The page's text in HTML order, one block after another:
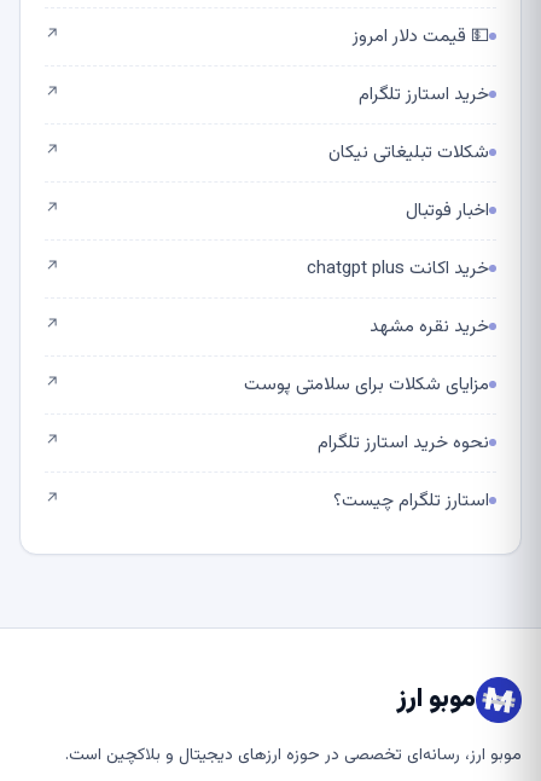
💵 قیمت دلار امروز ↗
خرید استارز تلگرام ↗
شکلات تبلیغاتی نیکان ↗
اخبار فوتبال ↗
خرید اکانت chatgpt plus ↗
خرید نقره مشهد ↗
مزایای شکلات برای سلامتی پوست ↗
نحوه خرید استارز تلگرام ↗
استارز تلگرام چیست؟ ↗
موبو ارز
موبو ارز، رسانه‌ای تخصصی در حوزه ارزهای دیجیتال و بلاکچین است.